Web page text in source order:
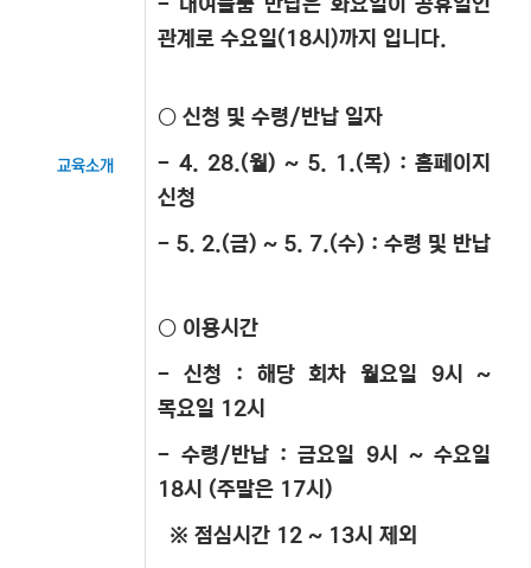
교육소개
- 대여물품 반납은 화요일이 공휴일인
관계로 수요일(18시)까지 입니다.
○ 신청 및 수령/반납 일자
- 4. 28.(월) ~ 5. 1.(목) : 홈페이지
신청
- 5. 2.(금) ~ 5. 7.(수) : 수령 및 반납
○ 이용시간
- 신청 : 해당 회차 월요일 9시 ~
목요일 12시
- 수령/반납 : 금요일 9시 ~ 수요일
18시 (주말은 17시)
※ 점심시간 12 ~ 13시 제외